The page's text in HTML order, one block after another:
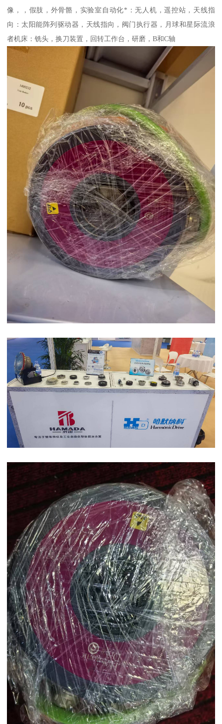
像，，假肢，外骨骼，实验室自动化*：无人机，遥控站，天线指
向：太阳能阵列驱动器，天线指向，阀门执行器，月球和星际流浪
者机床：铣头，换刀装置，回转工作台，研磨，B和C轴